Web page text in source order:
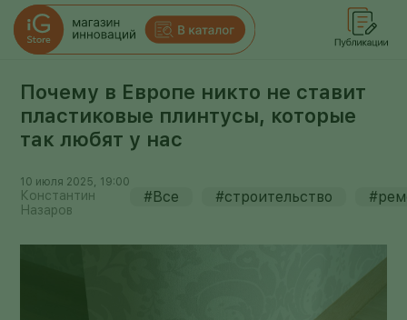
Почему в Европе никто не ставит
пластиковые плинтусы, которые
так любят у нас
10 июля 2025, 19:00
Константин
Назаров
#Все #строительство